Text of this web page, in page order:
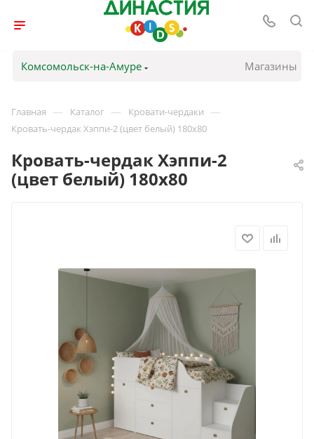
Комсомольск-на-Амуре Магазины
Главная — Каталог — Кровати-чердаки —
Кровать-чердак Хэппи-2 (цвет белый) 180х80
Кровать-чердак Хэппи-2
(цвет белый) 180х80